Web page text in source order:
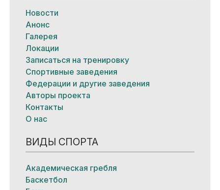
Новости
Анонс
Галерея
Локации
Записаться на тренировку
Спортивные заведения
Федерации и другие заведения
Авторы проекта
Контакты
О нас
ВИДЫ СПОРТА
Академическая гребля
Баскетбол